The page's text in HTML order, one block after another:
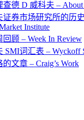
查德 D 威科夫 –
证券市场研究所的历
Institute
顾 – Week In Review
SMI词汇表 – Wyckoff
文章 – Craig’s Work